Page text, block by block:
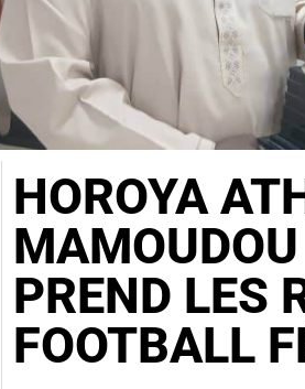
HOROYA
PREND LES
FOOTBALL